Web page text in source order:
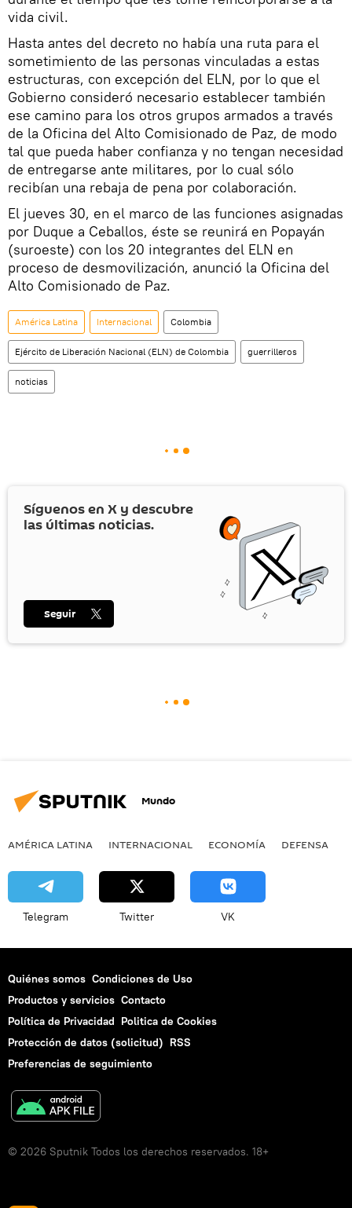
vida civil.
Hasta antes del decreto no había una ruta para el
sometimiento de las personas vinculadas a estas
estructuras, con excepción del ELN, por lo que el
Gobierno consideró necesario establecer también
ese camino para los otros grupos armados a través
de la Oficina del Alto Comisionado de Paz, de modo
tal que pueda haber confianza y no tengan necesidad
de entregarse ante militares, por lo cual sólo
recibían una rebaja de pena por colaboración.
El jueves 30, en el marco de las funciones asignadas
por Duque a Ceballos, éste se reunirá en Popayán
(suroeste) con los 20 integrantes del ELN en
proceso de desmovilización, anunció la Oficina del
Alto Comisionado de Paz.
América Latina Internacional Colombia
Ejército de Liberación Nacional (ELN) de Colombia guerrilleros
noticias
Síguenos en X y descubre
las últimas noticias.
Seguir
Mundo
AMÉRICA LATINA INTERNACIONAL ECONOMÍA DEFENSA
Telegram Twitter VK
Quiénes somos Condiciones de Uso
Productos y servicios Contacto
Política de Privacidad Politica de Cookies
Protección de datos (solicitud) RSS
Preferencias de seguimiento
© 2026 Sputnik Todos los derechos reservados. 18+